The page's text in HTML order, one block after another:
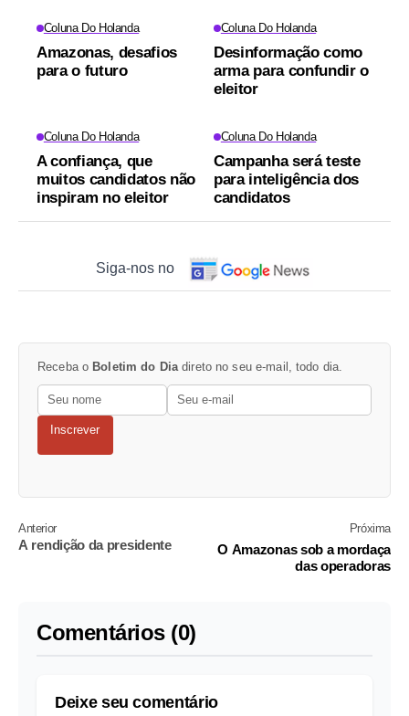
Coluna Do Holanda
Amazonas, desafios
para o futuro
Coluna Do Holanda
Desinformação como
arma para confundir o
eleitor
Coluna Do Holanda
A confiança, que
muitos candidatos não
inspiram no eleitor
Coluna Do Holanda
Campanha será teste
para inteligência dos
candidatos
Siga-nos no
Receba o Boletim do Diadireto no seu e-mail, todo dia.
Inscrever
Anterior
A rendição da presidente
Próxima
O Amazonas sob a mordaça
das operadoras
Comentários (0)
Deixe seu comentário